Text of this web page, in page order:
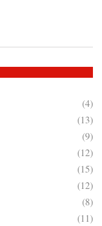
(4)
(13)
(9)
(12)
(15)
(12)
(8)
(11)